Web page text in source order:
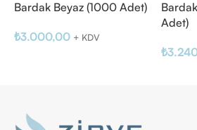
Bardak Beyaz (1000 Adet)
₺3.000,00 + KDV
Adet)
₺